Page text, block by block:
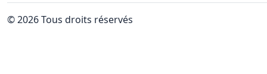
© 2026 Tous droits réservés